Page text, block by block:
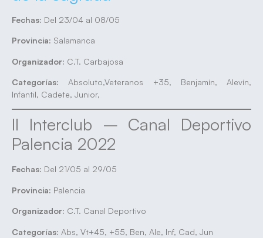
Fechas: Del 23/04 al 08/05
Provincia: Salamanca
Organizador: C.T. Carbajosa
Categorías: Absoluto,Veteranos +35, Benjamín, Alevín,
Infantil, Cadete, Junior,
II Interclub – Canal Deportivo
Palencia 2022
Fechas: Del 21/05 al 29/05
Provincia: Palencia
Organizador: C.T. Canal Deportivo
Categorías: Abs, Vt+45, +55, Ben, Ale, Inf, Cad, Jun